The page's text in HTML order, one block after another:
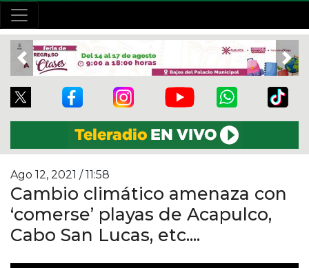
Previous
Ago 12, 2021 / 11:58
Cambio climático amenaza con
‘comerse’ playas de Acapulco,
Cabo San Lucas, etc....